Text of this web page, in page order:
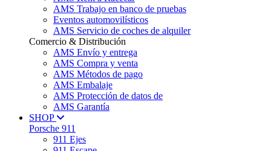
AMS Trabajo en banco de pruebas
Eventos automovilísticos
AMS Servicio de coches de alquiler
Comercio & Distribución
AMS Envío y entrega
AMS Compra y venta
AMS Métodos de pago
AMS Embalaje
AMS Protección de datos de
AMS Garantía
SHOP
Porsche 911
911 Ejes